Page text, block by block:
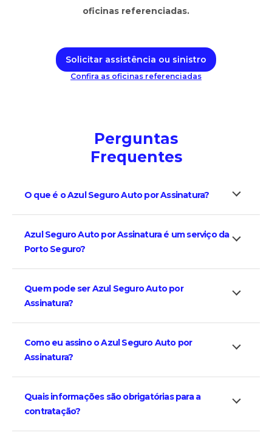
oficinas referenciadas.
Solicitar assistência ou sinistro
Confira as oficinas referenciadas
Perguntas
Frequentes
O que é o Azul Seguro Auto por Assinatura?
Azul Seguro Auto por Assinatura é um serviço da
Porto Seguro?
Quem pode ser Azul Seguro Auto por
Assinatura?
Como eu assino o Azul Seguro Auto por
Assinatura?
Quais informações são obrigatórias para a
contratação?